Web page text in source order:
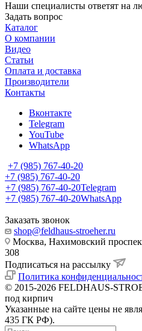
Наши специалисты ответят на
Задать вопрос
Каталог
О компании
Видео
Статьи
Оплата и доставка
Производители
Контакты
Вконтакте
Telegram
YouTube
WhatsApp
+7 (985) 767-40-20
+7 (985) 767-40-20
+7 (985) 767-40-20Telegram
+7 (985) 767-40-20WhatsApp
Заказать звонок
shop@feldhaus-stroeher.ru
Москва, Нахимовский
308
Подписаться на рассылку
Политика
© 2015-2026 FELDHAUS-
под кирпич
Указанные на сайте цены не
435 ГК РФ).